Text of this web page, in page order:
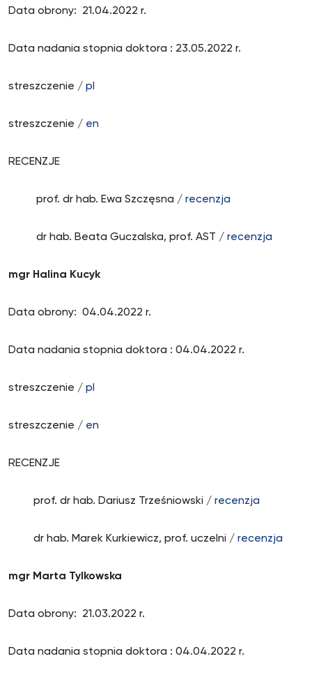
Data obrony: 21.04.2022 r.
Data nadania stopnia doktora : 23.05.2022 r.
streszczenie / pl
streszczenie / en
RECENZJE
prof. dr hab. Ewa Szczęsna / recenzja
dr hab. Beata Guczalska, prof. AST / recenzja
mgr Halina Kucyk
Data obrony: 04.04.2022 r.
Data nadania stopnia doktora : 04.04.2022 r.
streszczenie / pl
streszczenie / en
RECENZJE
prof. dr hab. Dariusz Trześniowski / recenzja
dr hab. Marek Kurkiewicz, prof. uczelni / recenzja
mgr Marta Tylkowska
Data obrony: 21.03.2022 r.
Data nadania stopnia doktora : 04.04.2022 r.